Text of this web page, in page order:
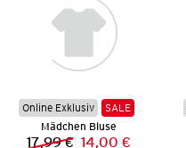
Online Exklusiv
SALE
Mädchen Bluse
17,99 € 14,00 €